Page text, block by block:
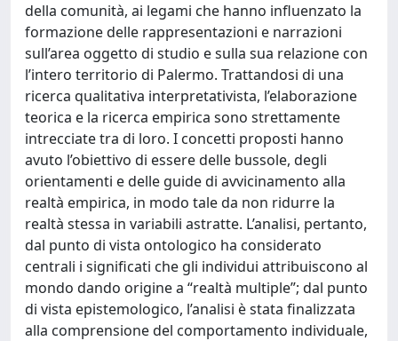
della comunità, ai legami che hanno influenzato la
formazione delle rappresentazioni e narrazioni
sull’area oggetto di studio e sulla sua relazione con
l’intero territorio di Palermo. Trattandosi di una
ricerca qualitativa interpretativista, l’elaborazione
teorica e la ricerca empirica sono strettamente
intrecciate tra di loro. I concetti proposti hanno
avuto l’obiettivo di essere delle bussole, degli
orientamenti e delle guide di avvicinamento alla
realtà empirica, in modo tale da non ridurre la
realtà stessa in variabili astratte. L’analisi, pertanto,
dal punto di vista ontologico ha considerato
centrali i significati che gli individui attribuiscono al
mondo dando origine a “realtà multiple”; dal punto
di vista epistemologico, l’analisi è stata finalizzata
alla comprensione del comportamento individuale,